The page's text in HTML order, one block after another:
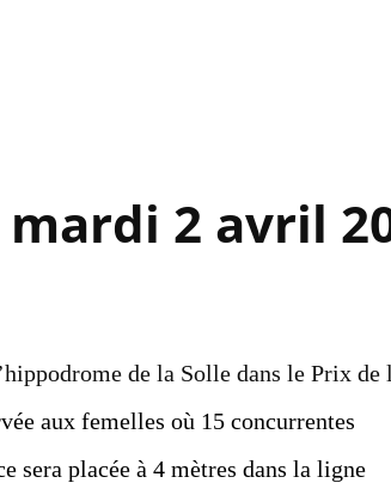
2 avril
de la Solle dans le Prix de
aux femelles où 15 concurrentes
sera placée à 4 mètres dans la ligne